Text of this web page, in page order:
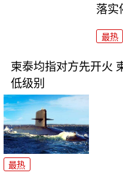
落实
最热
柬泰均指对方先开火
低级别
最热